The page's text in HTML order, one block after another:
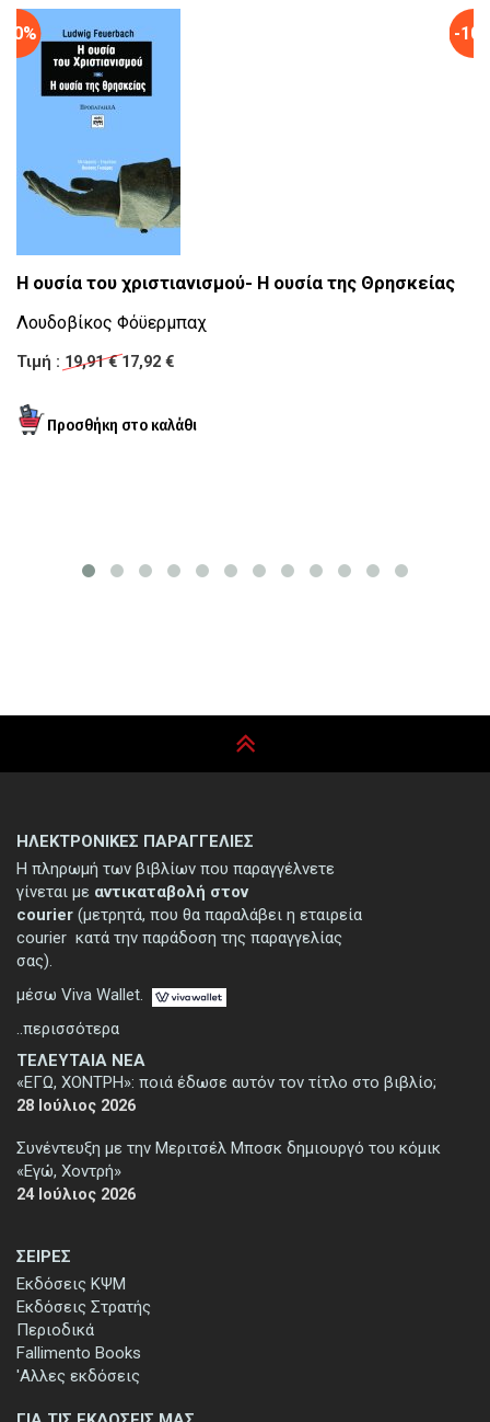
Η ουσία του χριστιανισμού- Η ουσία της Θρησκείας
Λουδοβίκος Φόϋερμπαχ
Τιμή : 19,91 €17,92 €
-
ΣΕΙΡΕΣ
Εκδόσεις ΚΨΜ
Εκδόσεις Στρατής
Περιοδικά
Fallimento Books
'Αλλες εκδόσεις
ΤΕΛΕΥΤΑΙΑ ΝΕΑ
«ΕΓΩ, ΧΟΝΤΡΗ»: ποιά έδωσε αυτόν τον τίτλο στο βιβλίο;
28 Ιούλιος 2026
Συνέντευξη με την Μεριτσέλ Μποσκ δημιουργό του κόμικ
«Εγώ, Χοντρή»
24 Ιούλιος 2026
ΗΛΕΚΤΡΟΝΙΚΕΣ ΠΑΡΑΓΓΕΛΙΕΣ
Η πληρωμή των βιβλίων που παραγγέλνετε
γίνεται με αντικαταβολή στον
courier (μετρητά, που θα παραλάβει η εταιρεία
courier κατά την παράδοση της παραγγελίας
σας).
μέσω Viva Wallet.
..περισσότερα